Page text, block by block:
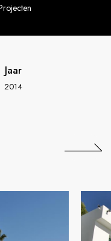
Jaar
2014